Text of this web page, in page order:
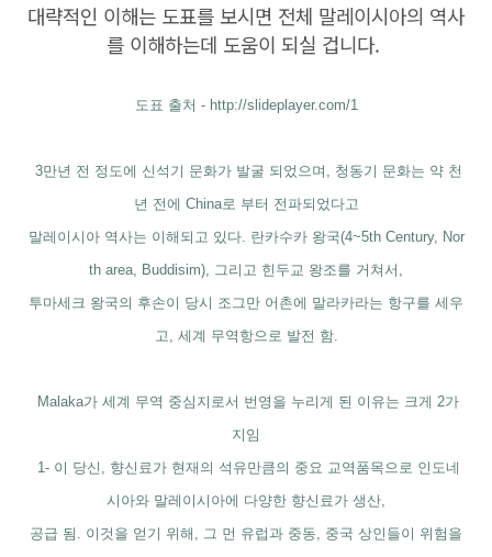
대략적인 이해는 도표를 보시면 전체 말레이시아의 역사
를 이해하는데 도움이 되실 겁니다.
도표 출처 - http://slideplayer.com/1
3만년 전 정도에 신석기 문화가 발굴 되었으며, 청동기 문화는 약 천
년 전에 China로 부터 전파되었다고
말레이시아 역사는 이해되고 있다. 란카수카 왕국(4~5th Century, Nor
th area, Buddisim), 그리고 힌두교 왕조를 거쳐서,
투마세크 왕국의 후손이 당시 조그만 어촌에 말라카라는 항구를 세우
고, 세계 무역항으로 발전 함.
Malaka가 세계 무역 중심지로서 번영을 누리게 된 이유는 크게 2가
지임
1- 이 당신, 향신료가 현재의 석유만큼의 중요 교역품목으로 인도네
시아와 말레이시아에 다양한 향신료가 생산,
공급 됨. 이것을 얻기 위해, 그 먼 유럽과 중동, 중국 상인들이 위험을